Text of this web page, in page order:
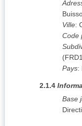
Ville:
Code
(
Pays:
2.1.4
Base